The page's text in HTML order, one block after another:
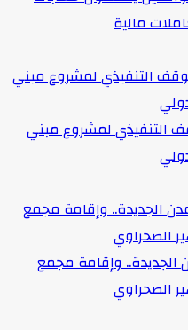
مالية
التنفيذي لمشروع مبني
الجديدة.. وإقامة مجمع